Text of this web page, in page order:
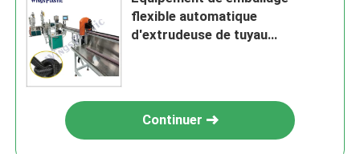
flexible automatique
d'extrudeuse de tuyau
Continuer